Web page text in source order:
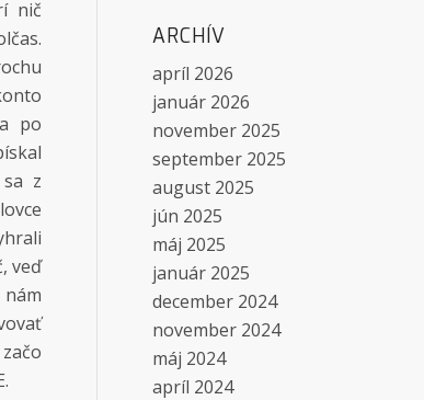
nič
po
z
veď
ARCHÍV
apríl 2026
január 2026
november 2025
september 2025
august 2025
jún 2025
máj 2025
január 2025
december 2024
november 2024
máj 2024
apríl 2024